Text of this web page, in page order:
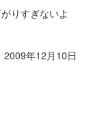
りすぎないよ
2009年12月10日